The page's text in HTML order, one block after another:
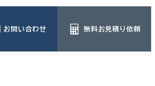
お問い合わせ 無料お見積り依頼